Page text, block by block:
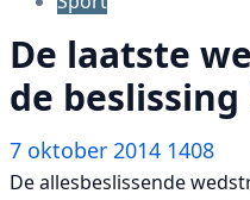
De laatste
de
7 oktober 2014 1408
De allesbeslissende